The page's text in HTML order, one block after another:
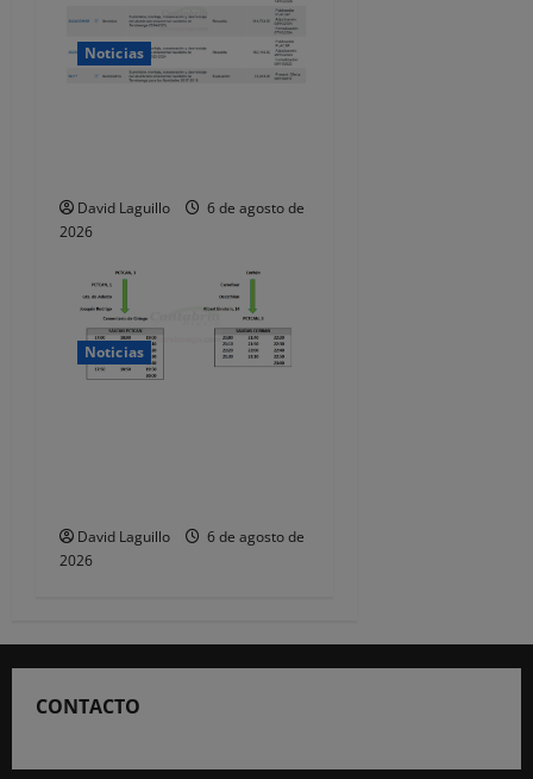
s Noticias
David Laguillo
6 de agosto de
2026
Noticias
David Laguillo
6 de agosto de
2026
CONTACTO